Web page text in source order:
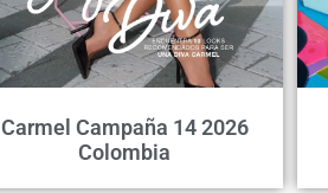
Carmel Campaña 14 2026
Colombia